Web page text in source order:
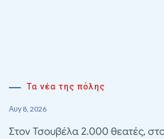
Τα νέα της πόλης
Αυγ 8, 2026
Στον Τσουβέλα 2.000 θεατές,